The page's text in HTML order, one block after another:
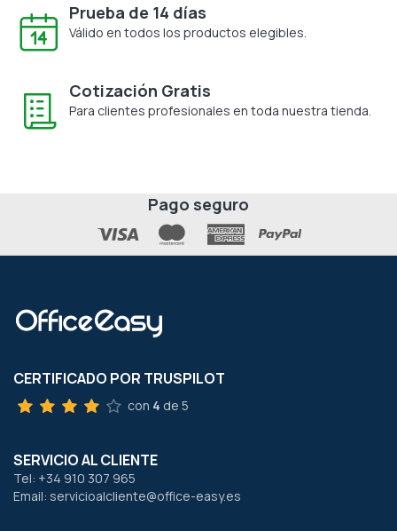
Prueba de 14 días
Válido en todos los productos elegibles.
Cotización Gratis
Para clientes profesionales en toda nuestra tienda.
Pago seguro
CERTIFICADO POR TRUSPILOT
con 4 de 5
SERVICIO AL CLIENTE
Tel: +34 910 307 965
Email: servicioalcliente@office-easy.es